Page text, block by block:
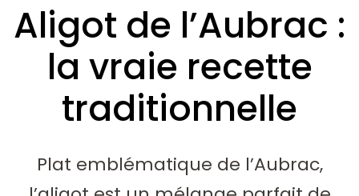
Aligot de l’Aubrac :
la vraie recette
traditionnelle
Plat emblématique de l’Aubrac,